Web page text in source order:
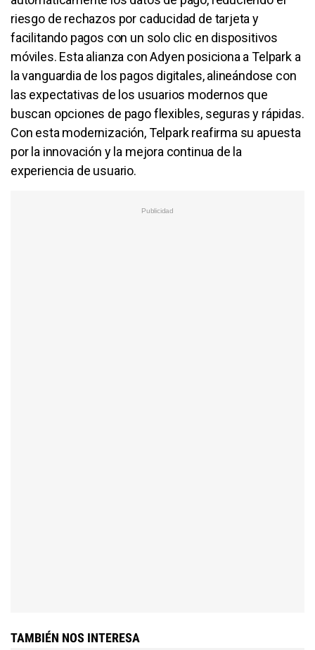
riesgo de rechazos por caducidad de tarjeta y
facilitando pagos con un solo clic en dispositivos
móviles. Esta alianza con Adyen posiciona a Telpark a
la vanguardia de los pagos digitales, alineándose con
las expectativas de los usuarios modernos que
buscan opciones de pago flexibles, seguras y rápidas.
Con esta modernización, Telpark reafirma su apuesta
por la innovación y la mejora continua de la
experiencia de usuario.
TAMBIÉN NOS INTERESA